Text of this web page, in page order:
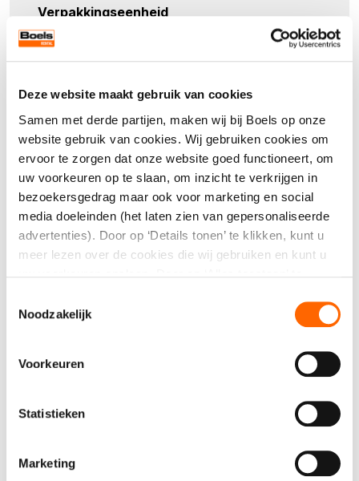
Deze website maakt gebruik van cookies
Samen met derde partijen, maken wij bij Boels op onze
website gebruik van cookies. Wij gebruiken cookies om
ervoor te zorgen dat onze website goed functioneert, om
uw voorkeuren op te slaan, om inzicht te verkrijgen in
bezoekersgedrag maar ook voor marketing en social
media doeleinden (het laten zien van gepersonaliseerde
advertenties). Door op ‘Details tonen’ te klikken, kunt u
meer lezen over de cookies die wij gebruiken en kunt u
zoals omschreven in onze cookieverklaring. U kunt uw
Noodzakelijk
Voorkeuren
Statistieken
Marketing
Verpakkingseenheid
15
Aantal
Direct aanvragen
Kwaliteit, service én een compleet
Specificaties
Lengte